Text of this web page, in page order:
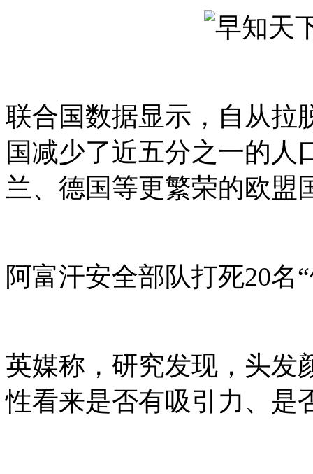
联合国数据显示，自从拉
国减少了近五分之一的人
兰、德国等更繁荣的欧盟
阿富汗安全部队打死20名
英媒称，研究发现，头发
性看来是否有吸引力、是